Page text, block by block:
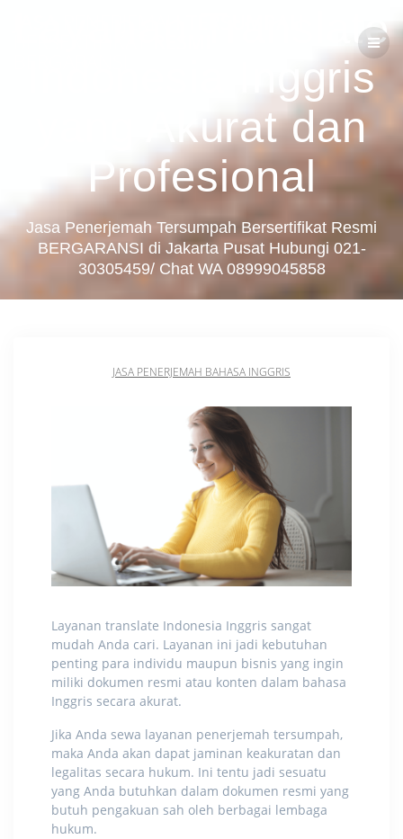
Layanan Translate
Indonesia Inggris
yang Akurat dan
Profesional
Jasa Penerjemah Tersumpah Bersertifikat Resmi
BERGARANSI di Jakarta Pusat Hubungi 021-
30305459/ Chat WA 08999045858
JASA PENERJEMAH BAHASA INGGRIS
Layanan translate Indonesia Inggris sangat
mudah Anda cari. Layanan ini jadi kebutuhan
penting para individu maupun bisnis yang ingin
miliki dokumen resmi atau konten dalam bahasa
Inggris secara akurat.
Jika Anda sewa layanan penerjemah tersumpah,
maka Anda akan dapat jaminan keakuratan dan
legalitas secara hukum. Ini tentu jadi sesuatu
yang Anda butuhkan dalam dokumen resmi yang
butuh pengakuan sah oleh berbagai lembaga
hukum.